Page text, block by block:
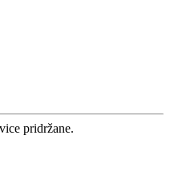
pridržane.